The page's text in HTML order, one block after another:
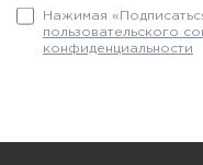
Нажимая
пользовательского
конфиденциальности